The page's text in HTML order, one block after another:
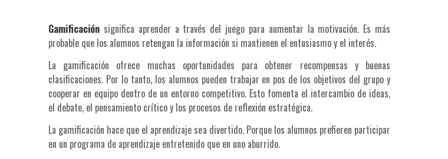
Gamificación significa aprender a través del juego para aumentar la motivación. Es más
probable que los alumnos retengan la información si mantienen el entusiasmo y el interés.
La gamificación ofrece muchas oportunidades para obtener recompensas y buenas
clasificaciones. Por lo tanto, los alumnos pueden trabajar en pos de los objetivos del grupo y
cooperar en equipo dentro de un entorno competitivo. Esto fomenta el intercambio de ideas,
el debate, el pensamiento crítico y los procesos de reflexión estratégica.
La gamificación hace que el aprendizaje sea divertido. Porque los alumnos prefieren participar
en un programa de aprendizaje entretenido que en uno aburrido.